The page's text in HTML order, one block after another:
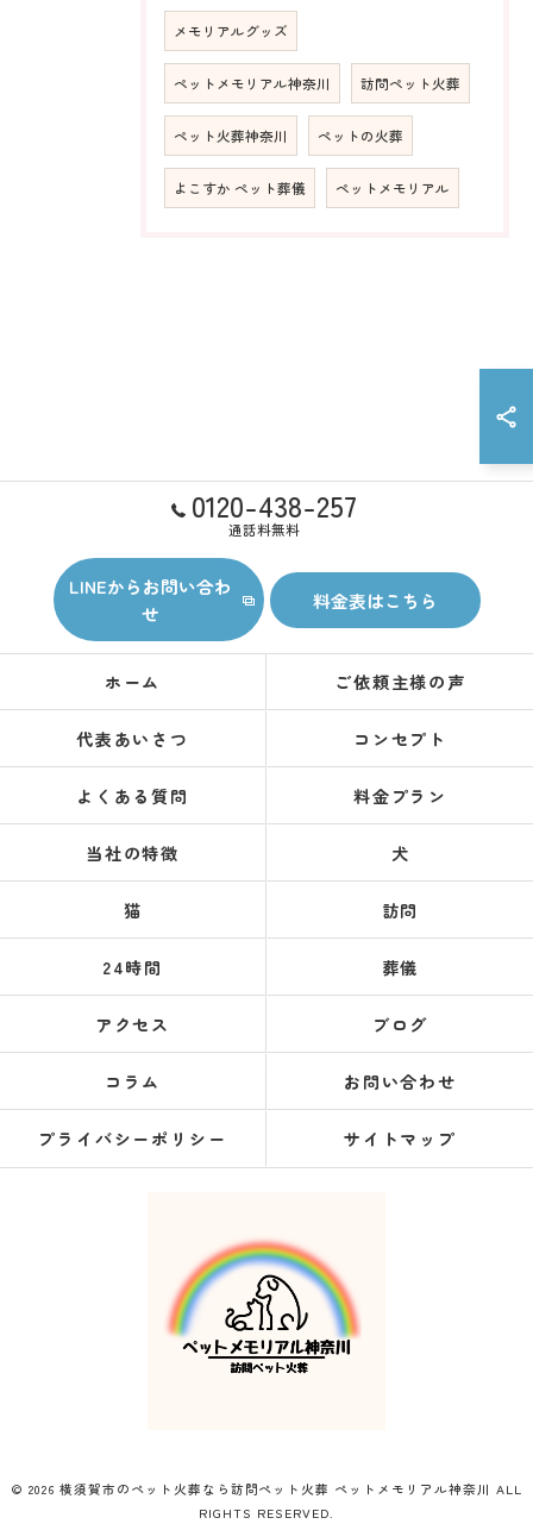
メモリアルグッズ
ペットメモリアル神奈川 訪問ペット火葬
ペット火葬神奈川 ペットの火葬
よこすか ペット葬儀 ペットメモリアル
0120-438-257
通話料無料
LINEからお問い合わ
せ
料金表はこちら
ホーム ご依頼主様の声
代表あいさつ コンセプト
よくある質問 料金プラン
当社の特徴 犬
猫 訪問
24時間 葬儀
アクセス ブログ
コラム お問い合わせ
プライバシーポリシー サイトマップ
© 2026 横須賀市のペット火葬なら訪問ペット火葬 ペットメモリアル神奈川 ALL
RIGHTS RESERVED.